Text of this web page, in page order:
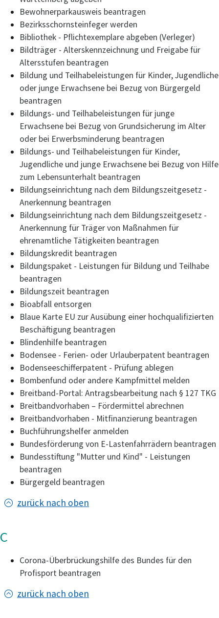
Bewohnerparkausweis beantragen
Bezirksschornsteinfeger werden
Bibliothek - Pflichtexemplare abgeben (Verleger)
Bildträger - Alterskennzeichnung und Freigabe für
Altersstufen beantragen
Bildung und Teilhabeleistungen für Kinder, Jugendliche
oder junge Erwachsene bei Bezug von Bürgergeld
beantragen
Bildungs- und Teilhabeleistungen für junge
Erwachsene bei Bezug von Grundsicherung im Alter
oder bei Erwerbsminderung beantragen
Bildungs- und Teilhabeleistungen für Kinder,
Jugendliche und junge Erwachsene bei Bezug von Hilfe
zum Lebensunterhalt beantragen
Bildungseinrichtung nach dem Bildungszeitgesetz -
Anerkennung beantragen
Bildungseinrichtung nach dem Bildungszeitgesetz -
Anerkennung für Träger von Maßnahmen für
ehrenamtliche Tätigkeiten beantragen
Bildungskredit beantragen
Bildungspaket - Leistungen für Bildung und Teilhabe
beantragen
Bildungszeit beantragen
Bioabfall entsorgen
Blaue Karte EU zur Ausübung einer hochqualifizierten
Beschäftigung beantragen
Blindenhilfe beantragen
Bodensee - Ferien- oder Urlauberpatent beantragen
Bodenseeschifferpatent - Prüfung ablegen
Bombenfund oder andere Kampfmittel melden
Breitband-Portal: Antragsbearbeitung nach § 127 TKG
Breitbandvorhaben – Fördermittel abrechnen
Breitbandvorhaben - Mitfinanzierung beantragen
Buchführungshelfer anmelden
Bundesförderung von E-Lastenfahrrädern beantragen
Bundesstiftung "Mutter und Kind" - Leistungen
beantragen
Bürgergeld beantragen
zurück nach oben
C
Corona-Überbrückungshilfe des Bundes für den
Profisport beantragen
zurück nach oben